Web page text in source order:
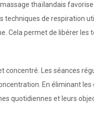
thaïlandais
techniques de respiration
Cela permet de libérer
concentré. Les séances
En éliminant
quotidiennes et leurs